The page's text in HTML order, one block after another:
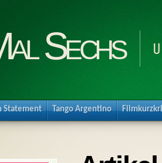
Sechs
Statement Tango Argentino